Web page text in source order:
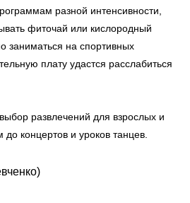
разной интенсивности,
фиточай или кислородный
заниматься на спортивных
плату удастся расслабиться
развлечений для взрослых и
концертов и уроков танцев.